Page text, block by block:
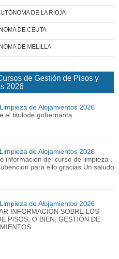
DE LA RIOJA
DE CEUTA
DE MELILLA
de Gestión de Pisos y
2026
de Alojamientos 2026
el titulode gobernanta
de Alojamientos 2026
informacion del curso de limpieza ,
para ello gracias Un saludo
de Alojamientos 2026
INFORMACIÓN SOBRE LOS
PISOS, O BIEN, GESTIÓN DE